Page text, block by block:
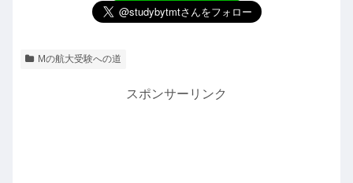
Mの航大受験への道
スポンサーリンク